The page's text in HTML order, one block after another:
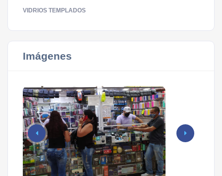
VIDRIOS TEMPLADOS
Imágenes